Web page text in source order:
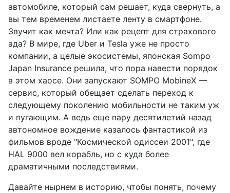
автомобиле, который сам решает, куда свернуть, а
вы тем временем листаете ленту в смартфоне.
Звучит как мечта? Или как рецепт для страхового
ада? В мире, где Uber и Tesla уже не просто
компании, а целые экосистемы, японская Sompo
Japan Insurance решила, что пора навести порядок
в этом хаосе. Они запускают SOMPO MobineX —
сервис, который обещает сделать переход к
следующему поколению мобильности не таким уж
и пугающим. А ведь еще пару десятилетий назад
автономное вождение казалось фантастикой из
фильмов вроде "Космической одиссеи 2001", где
HAL 9000 вел корабль, но с куда более
драматичными последствиями.
Давайте нырнем в историю, чтобы понять, почему